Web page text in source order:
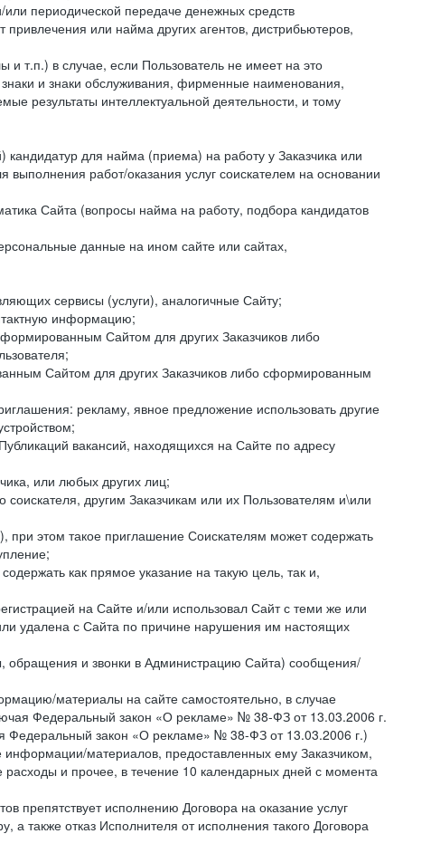
периодической передаче денежных средств
или найма других агентов, дистрибьютеров,
т.п.) в случае, если Пользователь не имеет на это
и знаки обслуживания, фирменные наименования,
интеллектуальной деятельности, и тому
для найма (приема) на работу у Заказчика или
работ/оказания услуг соискателем на основании
Сайта (вопросы найма на работу, подбора кандидатов
данные на ином сайте или сайтах,
сервисы (услуги), аналогичные Сайту;
информацию;
Сайтом для других Заказчиков либо
Сайтом для других Заказчиков либо сформированным
рекламу, явное предложение использовать другие
вакансий, находящихся на Сайте по адресу
или любых других лиц;
другим Заказчикам или их Пользователям и\или
при этом такое приглашение Соискателям может содержать
как прямое указание на такую цель, так и,
на Сайте и/или использовал Сайт с теми же или
удалена с Сайта по причине нарушения им настоящих
обращения и звонки в Администрацию Сайта) сообщения/
материалы на сайте самостоятельно, в случае
Федеральный закон «О рекламе» № 38-ФЗ от 13.03.2006 г.
Федеральный закон «О рекламе» № 38-ФЗ от 13.03.2006 г.)
материалов, предоставленных ему Заказчиком,
и прочее, в течение 10 календарных дней с момента
препятствует исполнению Договора на оказание услуг
а также отказ Исполнителя от исполнения такого Договора